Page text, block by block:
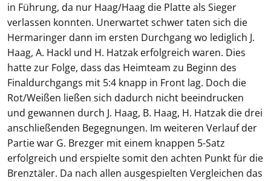
in Führung, da nur Haag/Haag die Platte als Sieger
verlassen konnten. Unerwartet schwer taten sich die
Hermaringer dann im ersten Durchgang wo lediglich J.
Haag, A. Hackl und H. Hatzak erfolgreich waren. Dies
hatte zur Folge, dass das Heimteam zu Beginn des
Finaldurchgangs mit 5:4 knapp in Front lag. Doch die
Rot/Weißen ließen sich dadurch nicht beeindrucken
und gewannen durch J. Haag, B. Haag, H. Hatzak die drei
anschließenden Begegnungen. Im weiteren Verlauf der
Partie war G. Brezger mit einem knappen 5-Satz
erfolgreich und erspielte somit den achten Punkt für die
Brenztäler. Da nach allen ausgespielten Vergleichen das